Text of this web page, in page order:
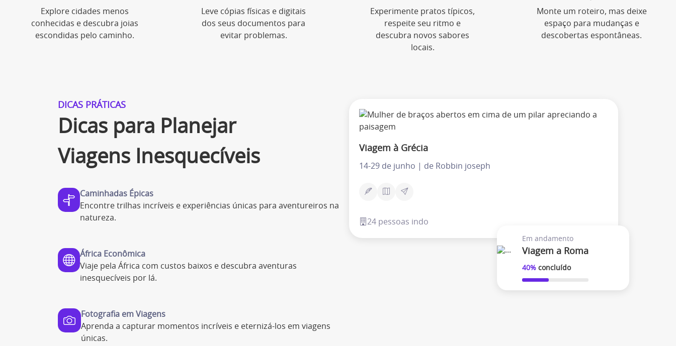
Explore cidades menos
conhecidas e descubra joias
escondidas pelo caminho.
Leve cópias físicas e digitais
dos seus documentos para
evitar problemas.
Experimente pratos típicos,
respeite seu ritmo e
descubra novos sabores
locais.
Monte um roteiro, mas deixe
espaço para mudanças e
descobertas espontâneas.
DICAS PRÁTICAS
Dicas para Planejar
Viagens Inesquecíveis
Caminhadas Épicas
Encontre trilhas incríveis e experiências únicas para aventureiros na
natureza.
África Econômica
Viaje pela África com custos baixos e descubra aventuras
inesquecíveis por lá.
Fotografia em Viagens
Aprenda a capturar momentos incríveis e eternizá-los em viagens
únicas.
Viagem à Grécia
14-29 de junho | de Robbin joseph
24 pessoas indo
Em andamento
Viagem a Roma
40% concluído